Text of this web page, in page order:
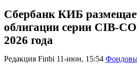
Сбербанк КИБ
облигации серии CIB-
2026 года
Редакция Finbi 11-июн, 15:54